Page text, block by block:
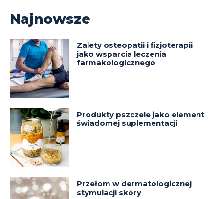
Najnowsze
Zalety osteopatii i fizjoterapii
jako wsparcia leczenia
farmakologicznego
Produkty pszczele jako element
świadomej suplementacji
Przełom w dermatologicznej
stymulacji skóry